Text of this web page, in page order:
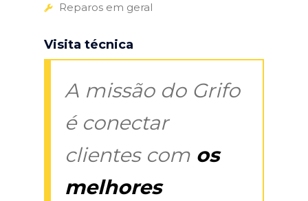
Reparos em geral
Visita técnica
A missão do Grifo
é conectar
clientes com os
melhores